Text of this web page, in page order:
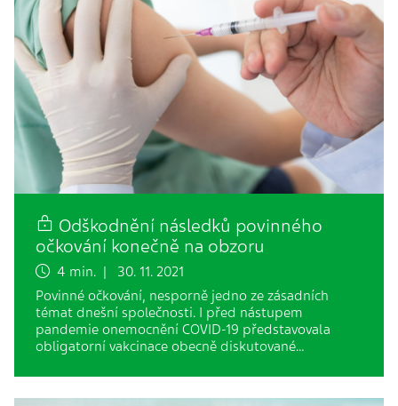
Odškodnění následků povinného
očkování konečně na obzoru
4 min. | 30. 11. 2021
Povinné očkování, nesporně jedno ze zásadních
témat dnešní společnosti. I před nástupem
pandemie onemocnění COVID-19 představovala
obligatorní vakcinace obecně diskutované…